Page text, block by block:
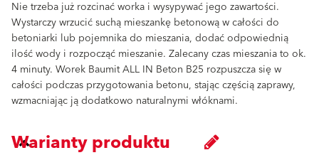
Nie trzeba już rozcinać worka i wysypywać jego zawartości.
Wystarczy wrzucić suchą mieszankę betonową w całości do
betoniarki lub pojemnika do mieszania, dodać odpowiednią
ilość wody i rozpocząć mieszanie. Zalecany czas mieszania to ok.
4 minuty. Worek Baumit ALL IN Beton B25 rozpuszcza się w
całości podczas przygotowania betonu, stając częścią zaprawy,
wzmacniając ją dodatkowo naturalnymi włóknami.
Warianty produktu